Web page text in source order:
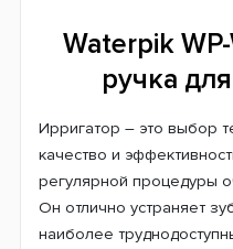
Waterpik
ручка
Ирригатор – это выбор
качество и
регулярной процедуры
Он отлично устраняет
наиболее